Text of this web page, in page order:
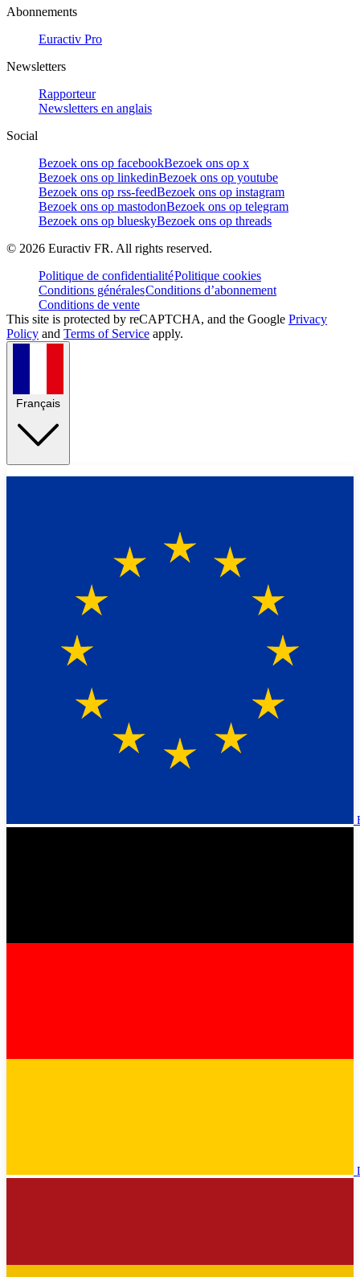
Abonnements
Euractiv Pro
Newsletters
Rapporteur
Newsletters en anglais
Social
Bezoek ons op facebookBezoek ons op x
Bezoek ons op linkedinBezoek ons op youtube
Bezoek ons op rss-feedBezoek ons op instagram
Bezoek ons op mastodonBezoek ons op telegram
Bezoek ons op blueskyBezoek ons op threads
© 2026 Euractiv FR. All rights reserved.
Politique de confidentialitéPolitique cookies
Conditions généralesConditions d’abonnement
Conditions de vente
This site is protected by reCAPTCHA, and the Google Privacy
Policy and Terms of Service apply.
Français